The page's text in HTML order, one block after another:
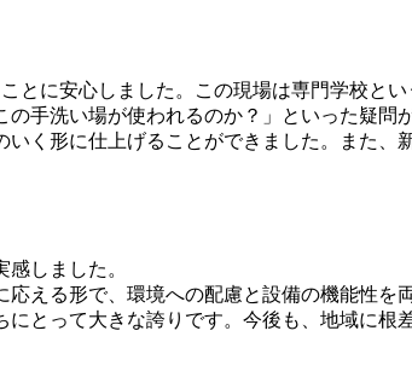
とに安心しました。この現場は専門学校と
手洗い場が使われるのか？」といった疑
く形に仕上げることができました。また
しました。
える形で、環境への配慮と設備の機能性
とって大きな誇りです。今後も、地域に